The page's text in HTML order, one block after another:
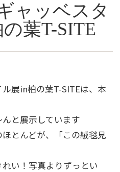
ャッベスタ
葉T-SITE
展in柏の葉T-SITEは、本
と展示しています
とんどが、「この絨毯見
れい！写真よりずっとい